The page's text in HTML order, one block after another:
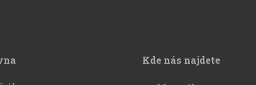
Kde nás najdete